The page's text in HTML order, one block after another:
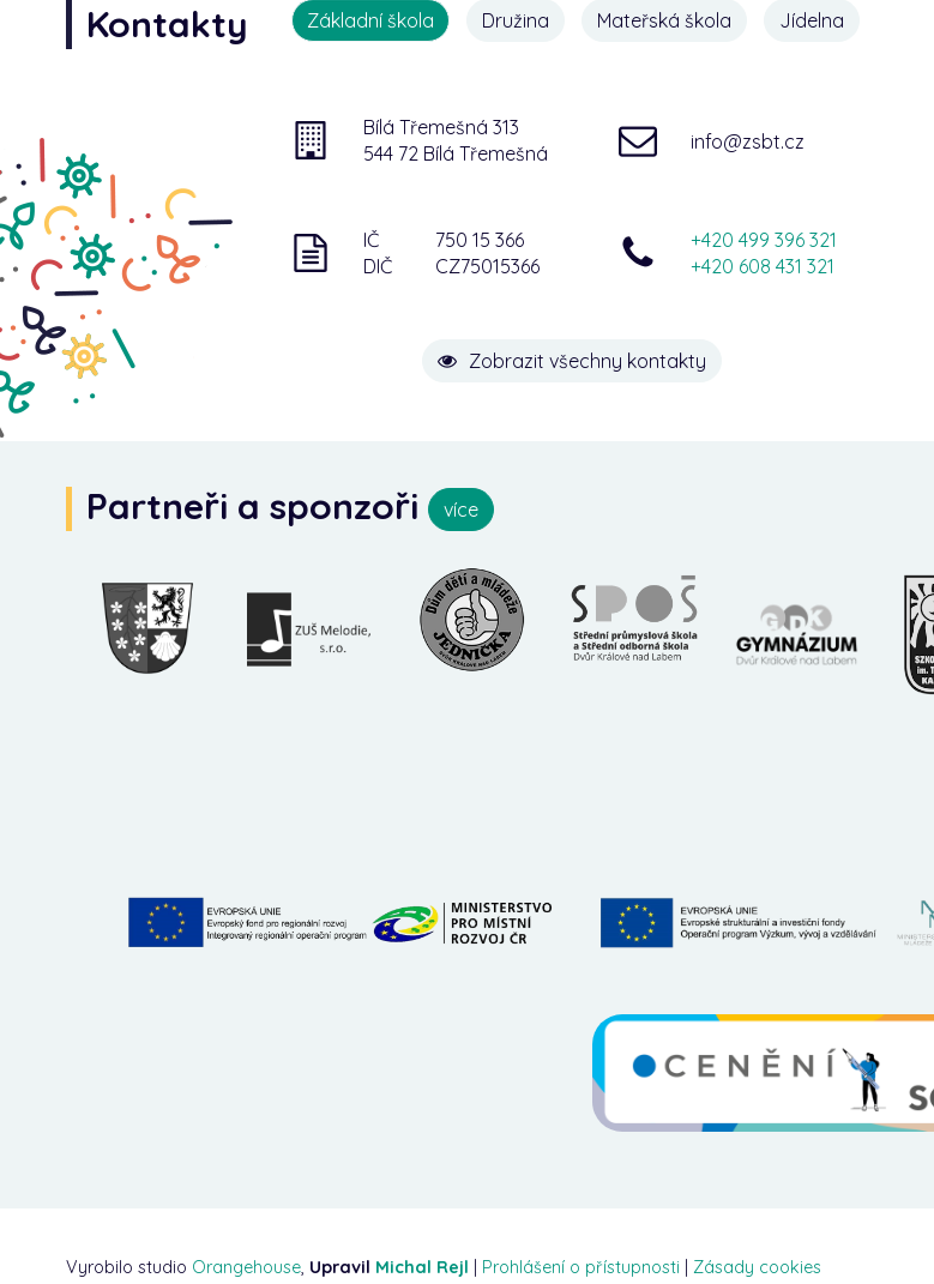
Kontakty Základní škola Družina Mateřská škola Jídelna
Bílá Třemešná 313
544 72 Bílá Třemešná
info@zsbt.cz
IČ
750 15 366
DIČ
CZ75015366
+420 499 396 321
+420 608 431 321
Zobrazit všechny kontakty
Partneři a sponzoři více
Vyrobilo studio Orangehouse, Upravil Michal Rejl | Prohlášení o přístupnosti |Zásady cookies